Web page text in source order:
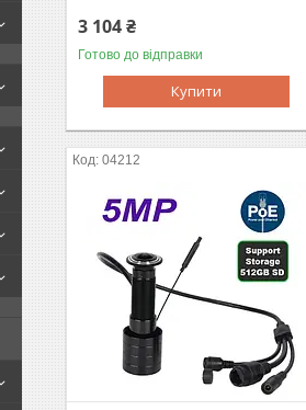
3 104 ₴
Готово до відправки
Купити
04212